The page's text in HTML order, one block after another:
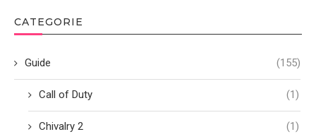
CATEGORIE
Guide (155)
Call of Duty (1)
Chivalry 2 (1)